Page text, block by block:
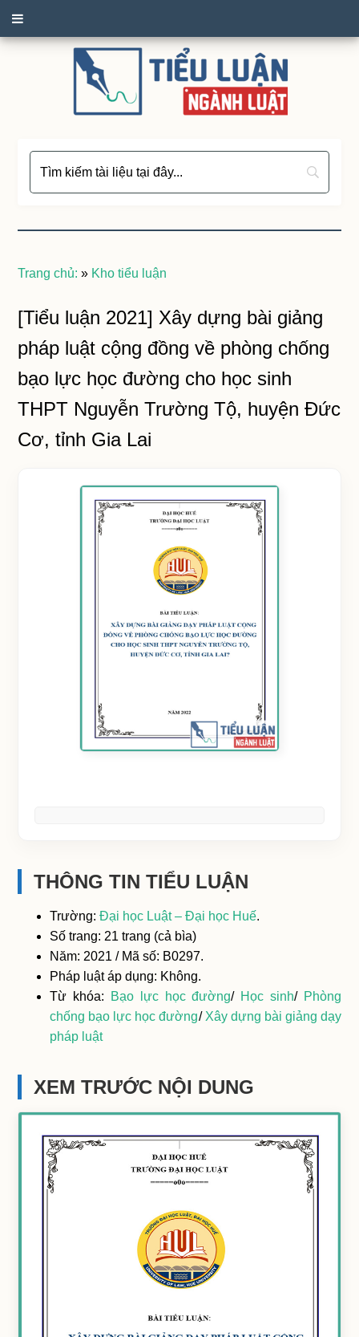
Trang chủ: » Kho tiểu luận
[Tiểu luận 2021] Xây dựng bài giảng
pháp luật cộng đồng về phòng chống
bạo lực học đường cho học sinh
THPT Nguyễn Trường Tộ, huyện Đức
Cơ, tỉnh Gia Lai
THÔNG TIN TIỂU LUẬN
Trường:Đại học Luật – Đại học Huế.
Số trang: 21 trang (cả bìa)
Năm: 2021 / Mã số: B0297.
Pháp luật áp dụng: Không.
Từ khóa:
Bạo lực học đường/ Học sinh/ Phòng
chống bạo lực học đường/ Xây dựng bài giảng dạy
pháp luật
XEM TRƯỚC NỘI DUNG